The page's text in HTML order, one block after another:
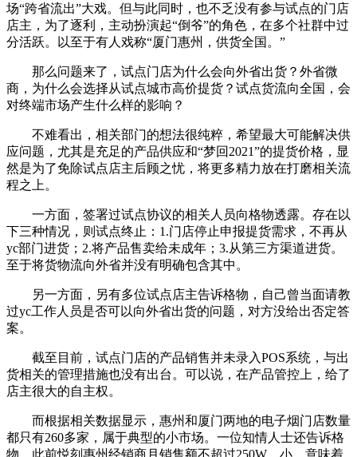
场“跨省流出”大戏。但与此同时，也不乏没有参与试点的门店
店主，为了逐利，主动扮演起“倒爷”的角色，在多个社群中过
分活跃。以至于有人戏称“厦门惠州，供货全国。”
那么问题来了，试点门店为什么会向外省出货？外省微
商，为什么会选择从试点城市高价提货？试点货流向全国，会
对终端市场产生什么样的影响？
不难看出，相关部门的想法很纯粹，希望最大可能解决供
应问题，尤其是充足的产品供应和“梦回2021”的提货价格，显
然是为了免除试点店主后顾之忧，将更多精力放在打磨相关流
程之上。
一方面，签署过试点协议的相关人员向格物透露。存在以
下三种情况，则试点终止：1.门店停止申报提货需求，不再从
yc部门进货；2.将产品售卖给未成年；3.从第三方渠道进货。
至于将货物流向外省并没有明确包含其中。
另一方面，另有多位试点店主告诉格物，自己曾当面请教
过yc工作人员是否可以向外省出货的问题，对方没给出否定答
案。
截至目前，试点门店的产品销售并未录入POS系统，与出
货相关的管理措施也没有出台。可以说，在产品管控上，给了
店主很大的自主权。
而根据相关数据显示，惠州和厦门两地的电子烟门店数量
都只有260多家，属于典型的小市场。一位知情人士还告诉格